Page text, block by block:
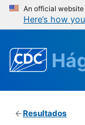
An official
Here’s how
Resultados